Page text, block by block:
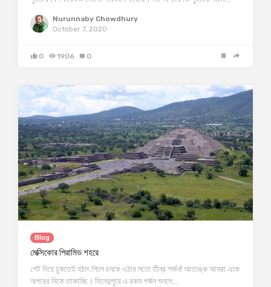
Nurunnaby Chowdhury
October 7, 2020
0 1906 0
Blog
মেক্সিকোর পিরামিড শহরে
গেট দিয়ে ঢুকতেই হঠাৎ পিলে চমকে ওঠার মতো তীব্র গর্জন! আতঙ্কে আমরা একে
অপরের দিকে তাকাচ্ছি। দিনেদুপুরে এ রকম গর্জন শুনলে…